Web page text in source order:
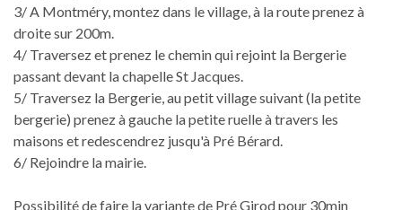
3/ A Montméry, montez dans le village, à la route prenez à
droite sur 200m.
4/ Traversez et prenez le chemin qui rejoint la Bergerie
passant devant la chapelle St Jacques.
5/ Traversez la Bergerie, au petit village suivant (la petite
bergerie) prenez à gauche la petite ruelle à travers les
maisons et redescendrez jusqu'à Pré Bérard.
6/ Rejoindre la mairie.
Possibilité de faire la variante de Pré Girod pour 30min